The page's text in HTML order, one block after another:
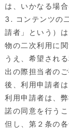
は、いかなる場
3. コンテンツの
請者」という）
物の二次利用に
うえ、希望され
出の際担当者の
後、利用申請者
利用申請者は、
諾の同意を行う
但し、第２条の